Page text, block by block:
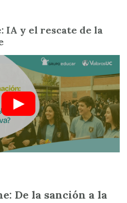
IA y el rescate de la
De la sanción a la